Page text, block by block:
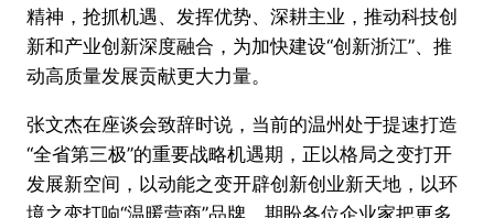
精神，抢抓机遇、发挥优势、深耕主业，推动科技创
新和产业创新深度融合，为加快建设“创新浙江”、推
动高质量发展贡献更大力量。
张文杰在座谈会致辞时说，当前的温州处于提速打造
“全省第三极”的重要战略机遇期，正以格局之变打开
发展新空间，以动能之变开辟创新创业新天地，以环